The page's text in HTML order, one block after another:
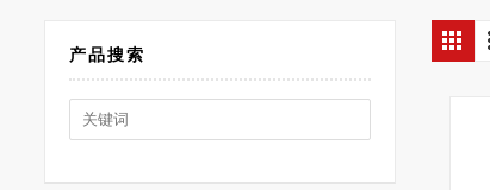
产品搜索
Search
for: